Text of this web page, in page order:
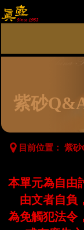
紫砂
目前位置：紫
本單元為自由
由文者自負
為免觸犯法令